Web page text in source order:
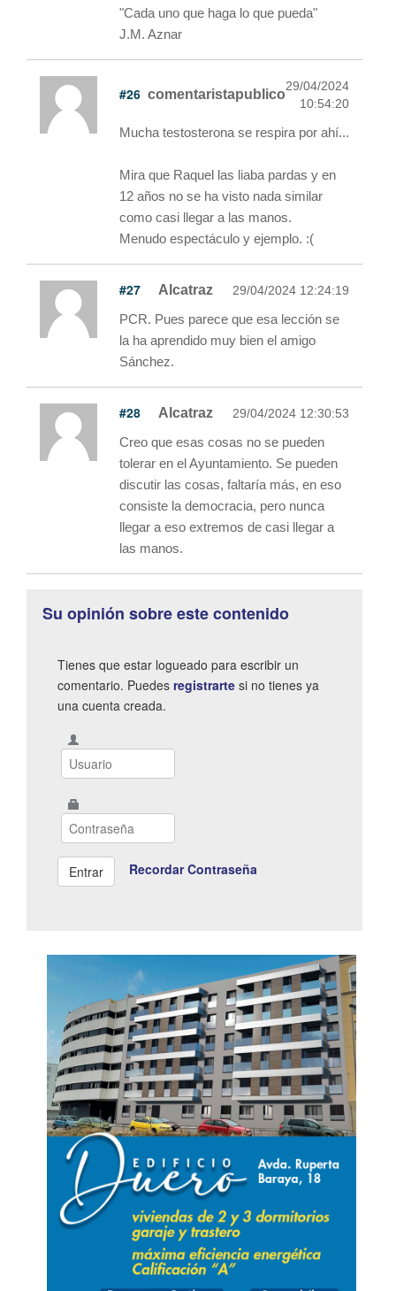
"Cada uno que haga lo que pueda"
J.M. Aznar
#26 comentaristapublico
29/04/2024
10:54:20
Mucha testosterona se respira por ahí...
Mira que Raquel las liaba pardas y en
12 años no se ha visto nada similar
como casi llegar a las manos.
Menudo espectáculo y ejemplo. :(
#27 Alcatraz 29/04/2024 12:24:19
PCR. Pues parece que esa lección se
la ha aprendido muy bien el amigo
Sánchez.
#28 Alcatraz 29/04/2024 12:30:53
Creo que esas cosas no se pueden
tolerar en el Ayuntamiento. Se pueden
discutir las cosas, faltaría más, en eso
consiste la democracia, pero nunca
llegar a eso extremos de casi llegar a
las manos.
Su opinión sobre este contenido
Tienes que estar logueado para escribir un
comentario. Puedes registrarte si no tienes ya
una cuenta creada.
Recordar Contraseña